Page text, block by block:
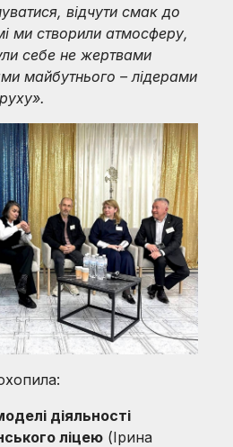
відчути смак до
ми створили атмосферу,
себе не жертвами
майбутнього – лідерами
діяльності
ліцею (Ірина